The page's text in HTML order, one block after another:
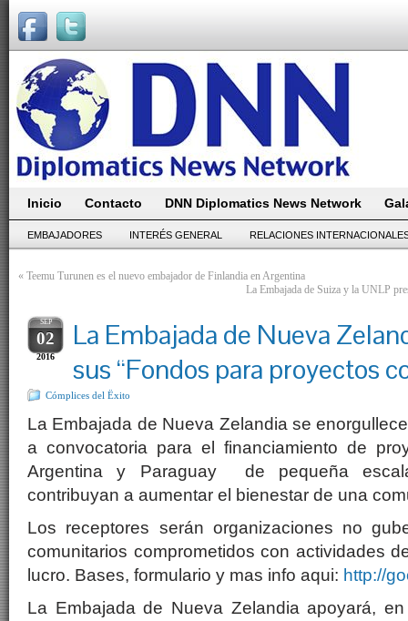
Inicio Contacto DNN Diplomatics News Network
EMBAJADORES INTERÉS GENERAL RELACIONES
« Teemu Turunen es el nuevo embajador de Finlandia en Argentina
La Embajada de Suiza y la UNLP
SEP
02
2016
La Embajada de Nueva
sus “Fondos para proyectos
Cómplices del Ëxito
La Embajada de Nueva Zelandia se
a convocatoria para el financiamiento de
Argentina y Paraguay de pequeña
contribuyan a aumentar el bienestar de una
Los receptores serán organizaciones no
comunitarios comprometidos con actividades
lucro. Bases, formulario y mas info aqui: http://
La Embajada de Nueva Zelandia apoyará,